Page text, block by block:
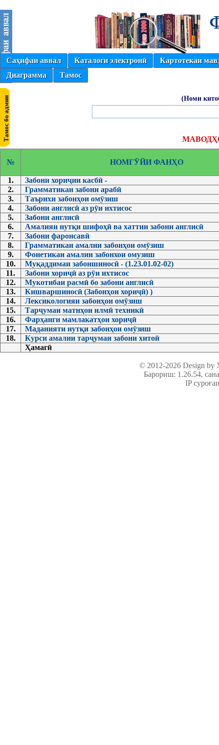
Саҳифаи аввал Каталоги электронӣ
Картотекаи
Диаграмма
Тамос
(Номи
№ НОМГӮЙИ ФАНҲО
1.
Забони хориҷии касбӣ -
2.
Грамматикаи забони арабӣ
3.
Таърихи забонҳои омӯзиш
4.
Забони англисӣ аз рӯи ихтисос
5.
Забони англисӣ
6.
Амалияи нутқи шифоҳӣ ва хаттии забони англисӣ
7.
Забони фаронсавӣ
8.
Грамматикаи амалии забонҳои омӯзиш
9.
Фонетикаи амалии забонхои омузиш
10.
Муқаддимаи забоншиносӣ - (1.23.01.02-02)
11.
Забони хориҷӣ аз рӯи ихтисос
12.
Мукотибаи расмӣ бо забони англисӣ
13.
Кишваршиносӣ (Забонҳои хориҷӣ) )
14.
Лексикологияи забонҳои омӯзиш
15.
Тарҷумаи матнҳои илмӣ техникӣ
16.
Фарҳанги мамлакатҳои хориҷӣ
17.
Маданияти нутқи забонҳои омӯзиш
18.
Курси амалии тарҷумаи забони хитоӣ
Ҳамагӣ
© 2012-2026 Design
Барориш: 1.26.54,
IP